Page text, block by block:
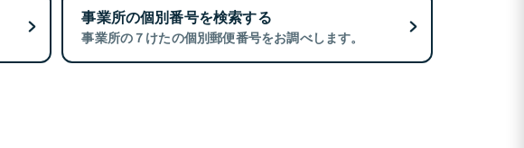
事業所の個別番号を検索する
事業所の７けたの個別郵便番号をお調べします。